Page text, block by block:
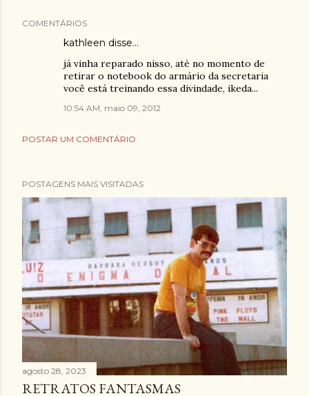
COMENTÁRIOS
kathleen disse…
já vinha reparado nisso, até no momento de
retirar o notebook do armário da secretaria
você está treinando essa divindade, ikeda...
10:54 AM, maio 09, 2012
POSTAR UM COMENTÁRIO
POSTAGENS MAIS VISITADAS
agosto 28, 2023
RETRATOS FANTASMAS